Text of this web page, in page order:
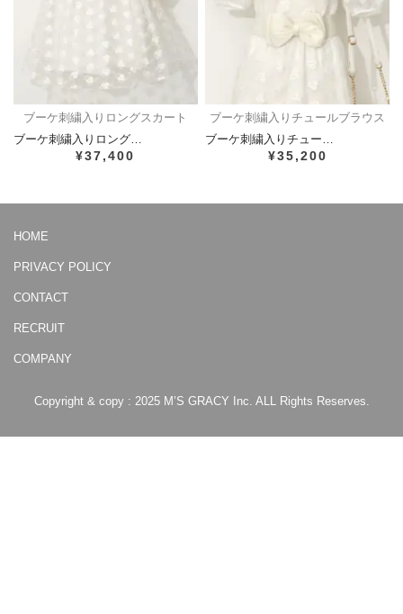
ブーケ刺繍入りロングスカート
ブーケ刺繍入りロング…
¥37,400
ブーケ刺繍入りチュールブラウス
ブーケ刺繍入りチュー…
¥35,200
HOME
PRIVACY POLICY
CONTACT
RECRUIT
COMPANY
Copyright & copy : 2025 M’S GRACY Inc. ALL Rights Reserves.